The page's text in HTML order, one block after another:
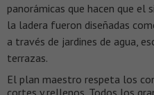
panorámicas que hacen que el
la ladera fueron diseñadas
a través de jardines de agua,
terrazas.
El plan maestro respeta los
cortes y rellenos. Todos los